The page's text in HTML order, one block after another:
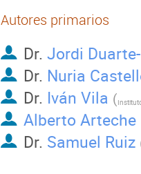
Autores primarios
Dr. Jordi
Dr. Nuria
Dr. Iván Vila (
Alberto Arteche
Dr. Samuel Ruiz